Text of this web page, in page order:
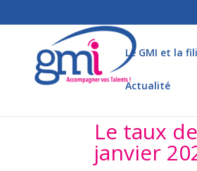
Le GMI et la
Actualité
Le taux
janvier